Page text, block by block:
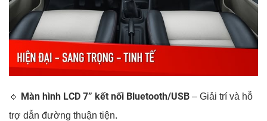
🔹 Màn hình LCD 7” kết nối Bluetooth/USB – Giải trí và hỗ
trợ dẫn đường thuận tiện.